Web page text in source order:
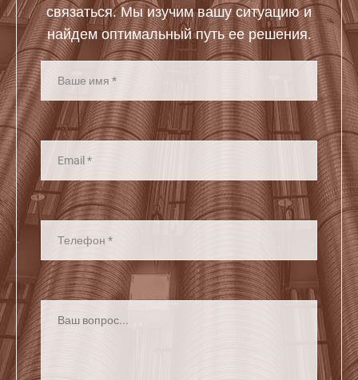
связаться. Мы изучим вашу ситуацию и
найдем оптимальный путь ее решения.